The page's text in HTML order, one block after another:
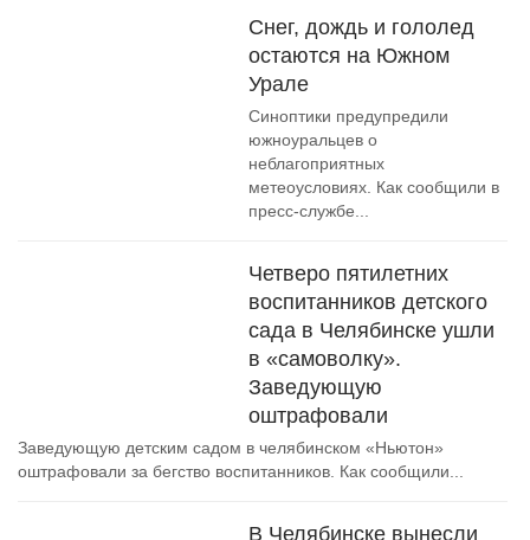
Снег, дождь и гололед
остаются на Южном
Урале
Синоптики предупредили
южноуральцев о
неблагоприятных
метеоусловиях. Как сообщили в
пресс-службе...
Четверо пятилетних
воспитанников детского
сада в Челябинске ушли
в «самоволку».
Заведующую
оштрафовали
Заведующую детским садом в челябинском «Ньютон»
оштрафовали за бегство воспитанников. Как сообщили...
В Челябинске вынесли